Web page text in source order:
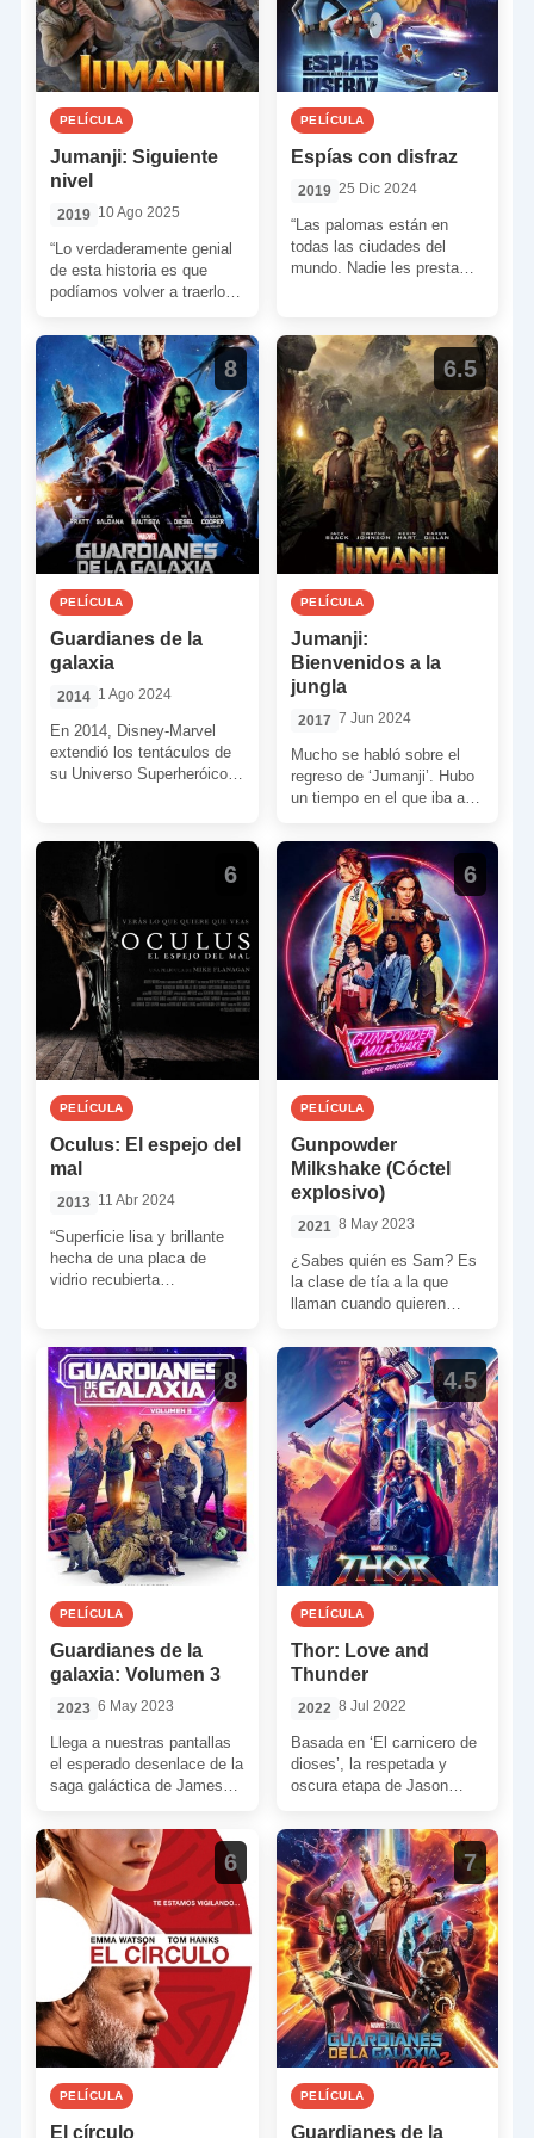
PELÍCULA
Jumanji: Siguiente
nivel
2019 10 Ago 2025
“Lo verdaderamente genial
de esta historia es que
podíamos volver a traerlos
al mismo […]
PELÍCULA
Espías con disfraz
2019 25 Dic 2024
“Las palomas están en
todas las ciudades del
mundo. Nadie les presta
8
PELÍCULA
Guardianes de la
galaxia
2014 1 Ago 2024
En 2014, Disney-Marvel
extendió los tentáculos de
su Universo Superheróico
su […]
6.5
PELÍCULA
Jumanji:
Bienvenidos a la
jungla
2017 7 Jun 2024
Mucho se habló sobre el
regreso de ‘Jumanji’. Hubo
un tiempo en el que iba a
6
PELÍCULA
Oculus: El espejo del
mal
2013 11 Abr 2024
“Superficie lisa y brillante
hecha de una placa de
vidrio recubierta
plateado […]
6
PELÍCULA
Gunpowder
Milkshake (Cóctel
explosivo)
2021 8 May 2023
¿Sabes quién es Sam? Es
la clase de tía a la que
llaman cuando quieren
ahora […]
8
PELÍCULA
Guardianes de la
galaxia: Volumen 3
2023 6 May 2023
Llega a nuestras pantallas
el esperado desenlace de la
saga galáctica de James
último […]
4.5
PELÍCULA
Thor: Love and
Thunder
2022 8 Jul 2022
Basada en ‘El carnicero de
dioses’, la respetada y
oscura etapa de Jason
grapas del […]
6
PELÍCULA
El círculo
7
PELÍCULA
Guardianes de la